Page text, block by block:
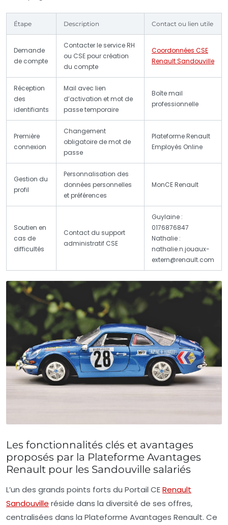
Étape Description Contact ou lien utile
Demande
de compte
Contacter le service RH
ou CSE pour création
du compte
Coordonnées CSE
Renault Sandouville
Réception
des
identifiants
Mail avec lien
d’activation et mot de
passe temporaire
Boîte mail
professionnelle
Première
connexion
Changement
obligatoire de mot de
passe
Plateforme Renault
Employés Online
Gestion du
profil
Personnalisation des
données personnelles
et préférences
MonCE Renault
Soutien en
cas de
difficultés
Contact du support
administratif CSE
Guylaine :
0176876847
Nathalie :
nathalie.n.jouaux-
extern@renault.com
Les fonctionnalités clés et avantages
proposés par la Plateforme Avantages
Renault pour les Sandouville salariés
L’un des grands points forts du Portail CERenault
Sandouville réside dans la diversité de ses offres,
centralisées dans la Plateforme Avantages Renault. Ce